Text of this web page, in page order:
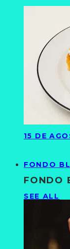
15 DE
FONDO
FONDO
SEE ALL